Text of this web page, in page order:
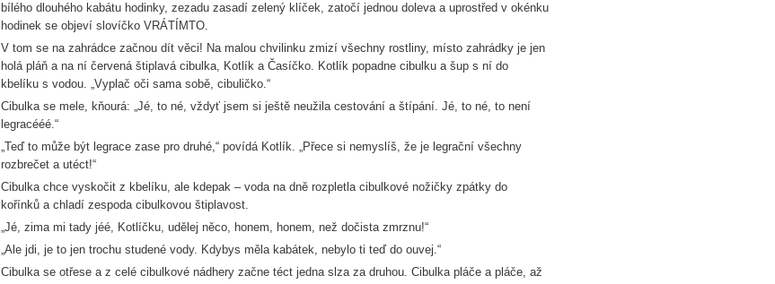
bílého dlouhého kabátu hodinky, zezadu zasadí zelený klíček, zatočí jednou doleva a uprostřed v okénku
hodinek se objeví slovíčko VRÁTÍMTO.
V tom se na zahrádce začnou dít věci! Na malou chvilinku zmizí všechny rostliny, místo zahrádky je jen
holá pláň a na ní červená štiplavá cibulka, Kotlík a Časíčko. Kotlík popadne cibulku a šup s ní do
kbelíku s vodou. „Vyplač oči sama sobě, cibuličko.“
Cibulka se mele, kňourá: „Jé, to né, vždyť jsem si ještě neužila cestování a štípání. Jé, to né, to není
legracééé.“
„Teď to může být legrace zase pro druhé,“ povídá Kotlík. „Přece si nemyslíš, že je legrační všechny
rozbrečet a utéct!“
Cibulka chce vyskočit z kbelíku, ale kdepak – voda na dně rozpletla cibulkové nožičky zpátky do
kořínků a chladí zespoda cibulkovou štiplavost.
„Jé, zima mi tady jéé, Kotlíčku, udělej něco, honem, honem, než dočista zmrznu!“
„Ale jdi, je to jen trochu studené vody. Kdybys měla kabátek, nebylo ti teď do ouvej.“
Cibulka se otřese a z celé cibulkové nádhery začne téct jedna slza za druhou. Cibulka pláče a pláče, až